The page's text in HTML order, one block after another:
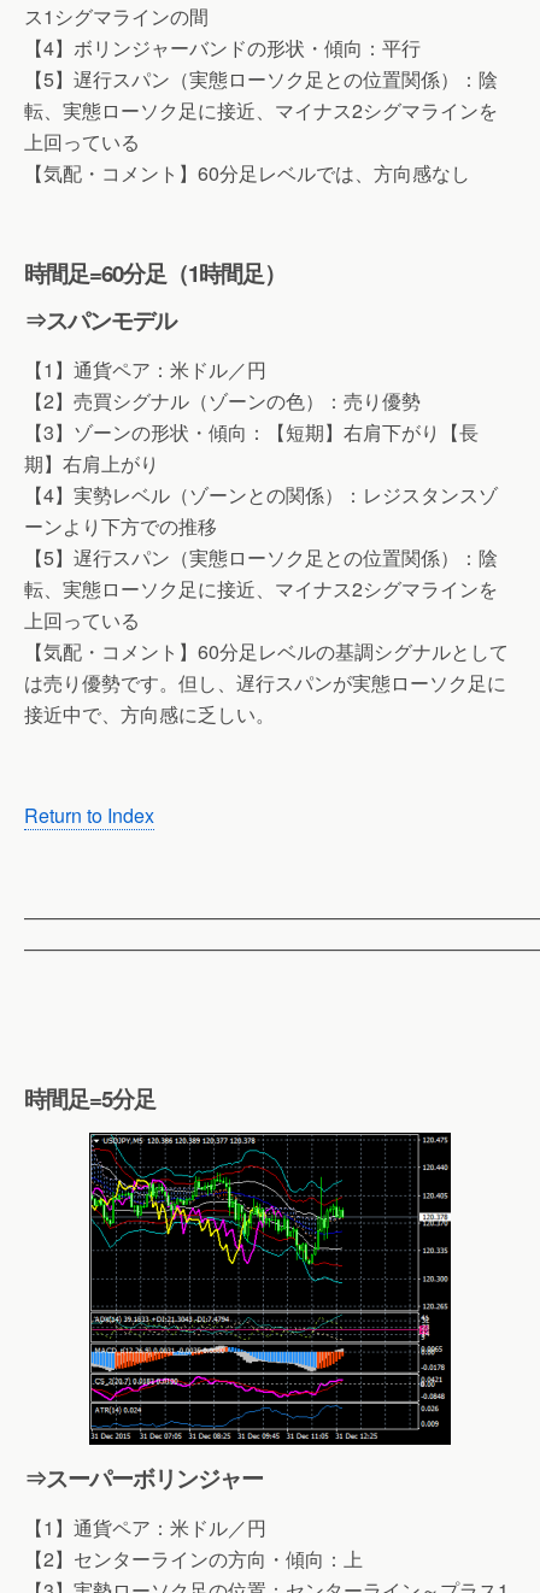
ス1シグマラインの間
【4】ボリンジャーバンドの形状・傾向：平行
【5】遅行スパン（実態ローソク足との位置関係）：陰
転、実態ローソク足に接近、マイナス2シグマラインを
上回っている
【気配・コメント】60分足レベルでは、方向感なし
時間足=60分足（1時間足）
⇒スパンモデル
【1】通貨ペア：米ドル／円
【2】売買シグナル（ゾーンの色）：売り優勢
【3】ゾーンの形状・傾向：【短期】右肩下がり【長
期】右肩上がり
【4】実勢レベル（ゾーンとの関係）：レジスタンスゾ
ーンより下方での推移
【5】遅行スパン（実態ローソク足との位置関係）：陰
転、実態ローソク足に接近、マイナス2シグマラインを
上回っている
【気配・コメント】60分足レベルの基調シグナルとして
は売り優勢です。但し、遅行スパンが実態ローソク足に
接近中で、方向感に乏しい。
Return to Index
時間足=5分足
⇒スーパーボリンジャー
【1】通貨ペア：米ドル／円
【2】センターラインの方向・傾向：上